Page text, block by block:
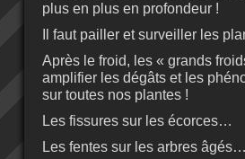
plus en plus en profondeur !
Il faut pailler et surveiller les
Après le froid, les « grands
amplifier les dégâts et les
sur toutes nos plantes !
Les fissures sur les écorces…
Les fentes sur les arbres